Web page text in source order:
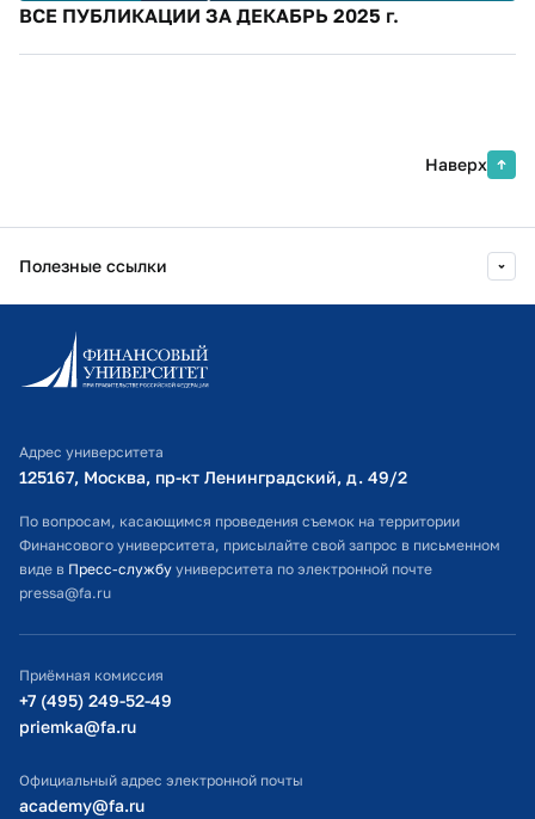
ВСЕ ПУБЛИКАЦИИ ЗА ДЕКАБРЬ 2025 г.
Наверх
Полезные ссылки
Информационно-образовательный портал
Личный кабинет поступающего
Оплата обучения
Расписание занятий
Студенческий офис
Официальный адрес электронной почты
Министерство просвещения РФ
Министерство науки и высшего образования РФ
Адрес университета
125167, Москва, пр-кт Ленинградский, д. 49/2​
По вопросам, касающимся проведения съемок на территории
Финансового университета, присылайте свой запрос в письменном
виде в Пресс-службу университета по электронной почте
pressa@fa.ru
Приёмная комиссия
+7 (495) 249-52-49
priemka@fa.ru
Официальный адрес электронной почты
academy@fa.ru